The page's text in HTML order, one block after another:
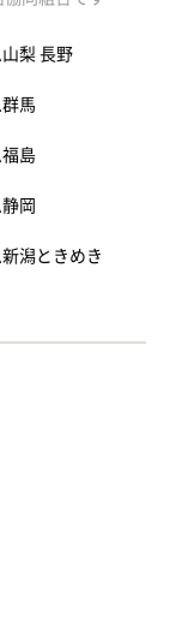
梨 長野
馬
福島
岡
潟ときめき